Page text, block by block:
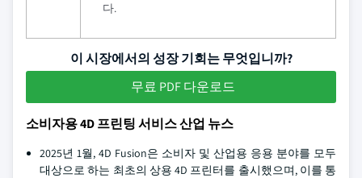
다.
이 시장에서의 성장 기회는 무엇입니까?
무료 PDF 다운로드
소비자용 4D 프린팅 서비스 산업 뉴스
2025년 1월, 4D Fusion은 소비자 및 산업용 응용 분야를 모두
대상으로 하는 최초의 상용 4D 프린터를 출시했으며, 이를 통